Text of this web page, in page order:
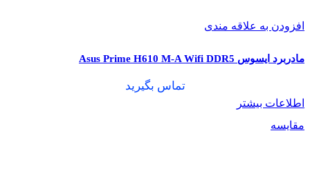
افزودن به علاقه مندی
مادربرد ایسوس Asus Prime H610 M-A Wifi DDR5
تماس بگیرید
اطلاعات بیشتر
مقایسه